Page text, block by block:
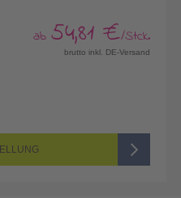
ab 54,81 €/Stck.
brutto inkl. DE-Versand